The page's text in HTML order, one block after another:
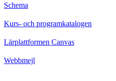
Schema
Kurs- och programkatalogen
Lärplattformen Canvas
Webbmejl